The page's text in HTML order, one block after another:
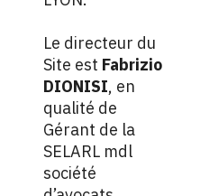
Le directeur du
Site est Fabrizio
DIONISI, en
qualité de
Gérant de la
SELARL mdl
société